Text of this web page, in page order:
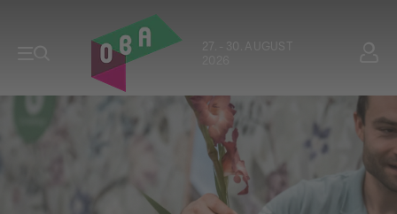
27. - 30. AUGUST